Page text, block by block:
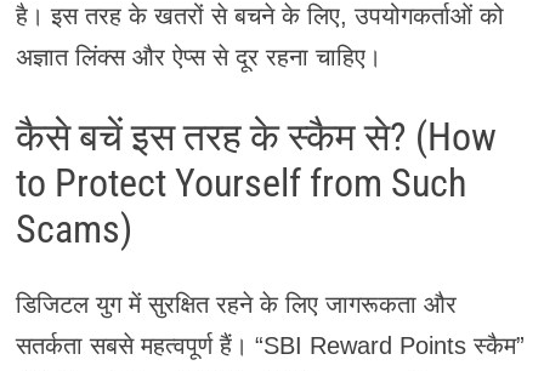
है। इस तरह के खतरों से बचने के लिए, उपयोगकर्ताओं को
अज्ञात लिंक्स और ऐप्स से दूर रहना चाहिए।
कैसे बचें इस तरह के स्कैम से? (How
to Protect Yourself from Such
Scams)
डिजिटल युग में सुरक्षित रहने के लिए जागरूकता और
सतर्कता सबसे महत्वपूर्ण हैं। “SBI Reward Points स्कैम”